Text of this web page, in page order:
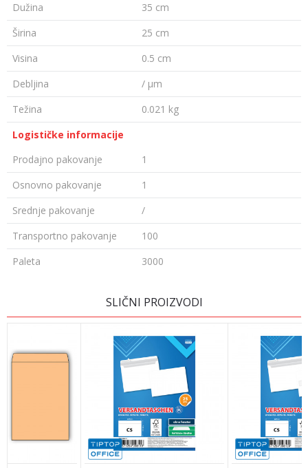
Dužina
35 cm
Širina
25 cm
Visina
0.5 cm
Debljina
/ µm
Težina
0.021 kg
Logističke informacije
Prodajno pakovanje
1
Osnovno pakovanje
1
Srednje pakovanje
/
Transportno pakovanje
100
Paleta
3000
SLIČNI PROIZVODI